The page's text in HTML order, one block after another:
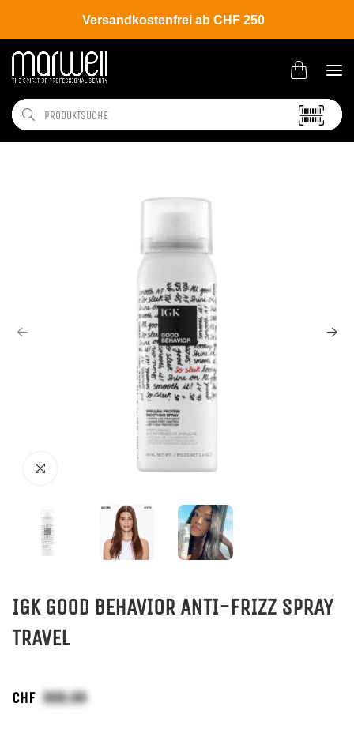
Versandkostenfrei ab CHF 250
Shop Brands IGK
IGK GOOD BEHAVIOR ANTI-FRIZZ SPRAY
TRAVEL
CHF